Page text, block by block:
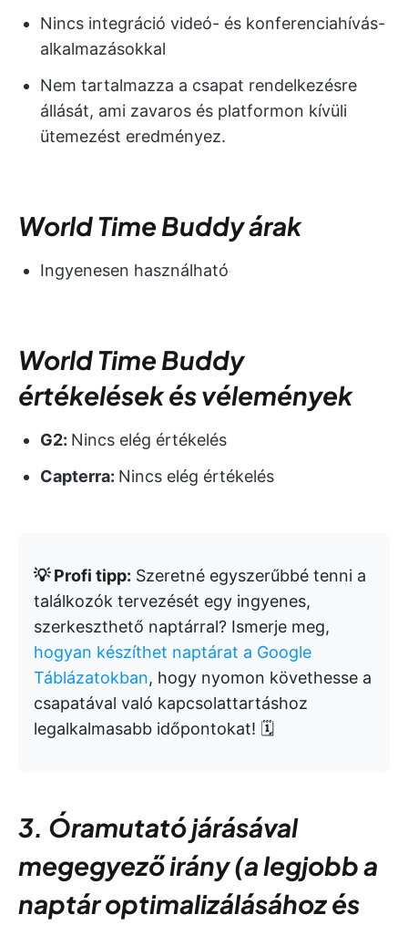
Nincs integráció videó- és konferenciahívás-
alkalmazásokkal
Nem tartalmazza a csapat rendelkezésre
állását, ami zavaros és platformon kívüli
ütemezést eredményez.
World Time Buddy árak
Ingyenesen használható
World Time Buddy
értékelések és vélemények
G2: Nincs elég értékelés
Capterra: Nincs elég értékelés
💡 Profi tipp: Szeretné egyszerűbbé tenni a
találkozók tervezését egy ingyenes,
szerkeszthető naptárral? Ismerje meg,
hogyan készíthet naptárat a Google
Táblázatokban, hogy nyomon követhesse a
csapatával való kapcsolattartáshoz
legalkalmasabb időpontokat! 🗓️
3. Óramutató járásával
megegyező irány (a legjobb a
naptár optimalizálásához és